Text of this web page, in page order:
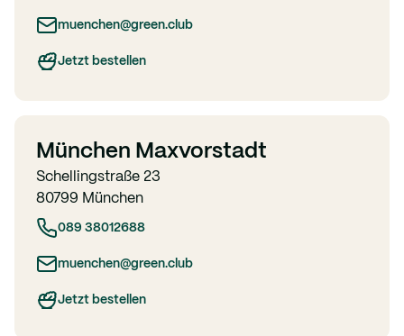
muenchen@green.club
Jetzt bestellen
München Maxvorstadt
Schellingstraße 23
80799 München
089 38012688
muenchen@green.club
Jetzt bestellen